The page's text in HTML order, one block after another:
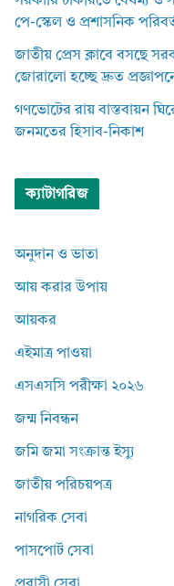
পে-স্কেল ও প্রশাসনিক
জাতীয় প্রেস ক্লাবে বসছে
জোরালো হচ্ছে দ্রুত
গণভোটের রায় বাস্তবায়ন
জনমতের হিসাব-নিকাশ
ক্যাটাগরিজ
অনুদান ও ভাতা
আয় করার উপায়
আয়কর
এইমাত্র পাওয়া
এসএসসি পরীক্ষা ২০২৬
জন্ম নিবন্ধন
জমি জমা সংক্রান্ত ইস্যু
জাতীয় পরিচয়পত্র
নাগরিক সেবা
পাসপোর্ট সেবা